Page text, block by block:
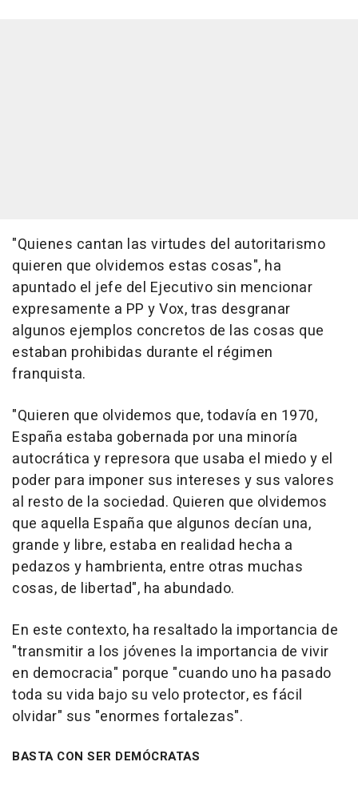
"Quienes cantan las virtudes del autoritarismo
quieren que olvidemos estas cosas", ha
apuntado el jefe del Ejecutivo sin mencionar
expresamente a PP y Vox, tras desgranar
algunos ejemplos concretos de las cosas que
estaban prohibidas durante el régimen
franquista.
"Quieren que olvidemos que, todavía en 1970,
España estaba gobernada por una minoría
autocrática y represora que usaba el miedo y el
poder para imponer sus intereses y sus valores
al resto de la sociedad. Quieren que olvidemos
que aquella España que algunos decían una,
grande y libre, estaba en realidad hecha a
pedazos y hambrienta, entre otras muchas
cosas, de libertad", ha abundado.
En este contexto, ha resaltado la importancia de
"transmitir a los jóvenes la importancia de vivir
en democracia" porque "cuando uno ha pasado
toda su vida bajo su velo protector, es fácil
olvidar" sus "enormes fortalezas".
BASTA CON SER DEMÓCRATAS